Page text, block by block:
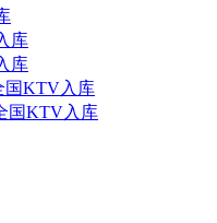
库
库
国KTV入库
国KTV入库